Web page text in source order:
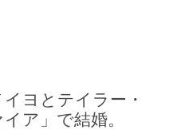
ヨとテイラー・
ア」で結婚。